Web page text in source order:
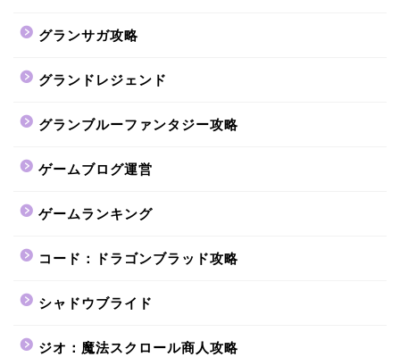
グランサガ攻略
グランドレジェンド
グランブルーファンタジー攻略
ゲームブログ運営
ゲームランキング
コード：ドラゴンブラッド攻略
シャドウブライド
ジオ：魔法スクロール商人攻略